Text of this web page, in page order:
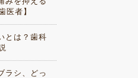
医者】
とは？歯科
説
ラシ、どっ